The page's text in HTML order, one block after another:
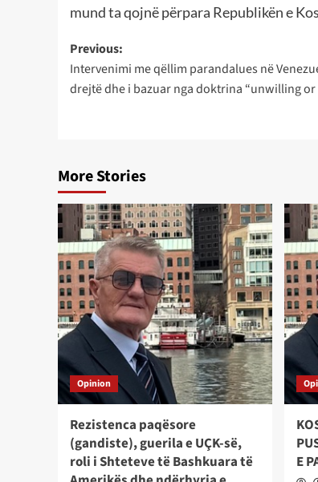
mund ta qojnë përpara Republikën e
Post
navigation
Previous:
Intervenimi me qëllim parandalues në
drejtë dhe i bazuar nga doktrina “unwilling or
More Stories
Opinion
Rezistenca paqësore
(gandiste), guerila e UÇK-së,
roli i Shteteve të Bashkuara të
E